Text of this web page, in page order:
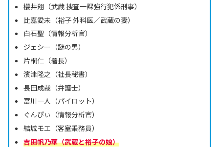
櫻井翔（武蔵 捜査一課強行犯係刑事）
比嘉愛未（裕子 外科医／武蔵の妻）
白石聖（情報分析官）
ジェシー（謎の男）
片桐仁（署長）
濱津隆之（社長秘書）
長田成哉（弁護士）
富川一人（パイロット）
ぐんぴぃ（情報分析官）
結城モエ（客室乗務員）
吉田帆乃華（武蔵と裕子の娘）